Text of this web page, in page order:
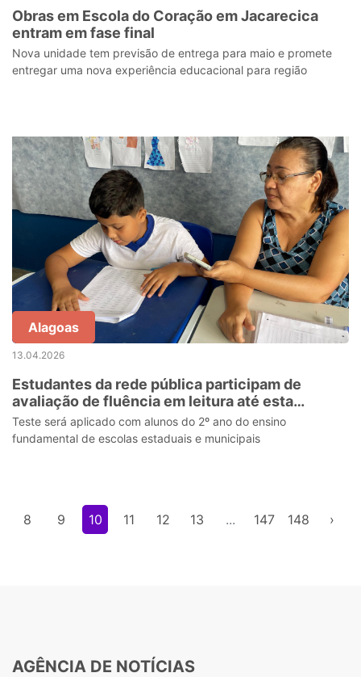
Obras em Escola do Coração em Jacarecica
entram em fase final
Nova unidade tem previsão de entrega para maio e promete
entregar uma nova experiência educacional para região
Alagoas
13.04.2026
Estudantes da rede pública participam de
avaliação de fluência em leitura até esta
segunda-feira (13)
Teste será aplicado com alunos do 2º ano do ensino
fundamental de escolas estaduais e municipais
8 9 10 11 12 13 ... 147 148 ›
AGÊNCIA DE NOTÍCIAS